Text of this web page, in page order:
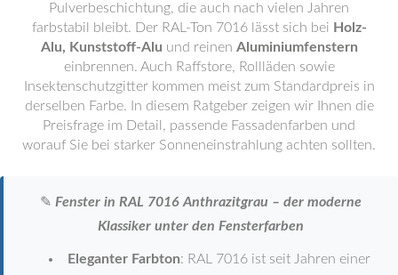
Pulverbeschichtung, die auch nach vielen Jahren
farbstabil bleibt. Der RAL-Ton 7016 lässt sich bei Holz-
Alu, Kunststoff-Alu und reinen Aluminiumfenstern
einbrennen. Auch Raffstore, Rollläden sowie
Insektenschutzgitter kommen meist zum Standardpreis in
derselben Farbe. In diesem Ratgeber zeigen wir Ihnen die
Preisfrage im Detail, passende Fassadenfarben und
worauf Sie bei starker Sonneneinstrahlung achten sollten.
✎ Fenster in RAL 7016 Anthrazitgrau – der moderne
Klassiker unter den Fensterfarben
Eleganter Farbton: RAL 7016 ist seit Jahren einer